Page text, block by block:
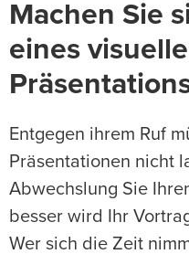
Machen Sie
eines
Entgegen ihrem Ruf
Präsentationen nicht
Abwechslung Sie
besser wird Ihr
Wer sich die Zeit